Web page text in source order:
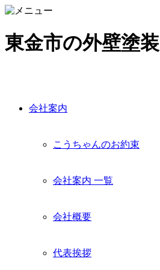
東金市の外壁塗
会社案内
こうちゃんのお約束
会社案内 一覧
会社概要
代表挨拶